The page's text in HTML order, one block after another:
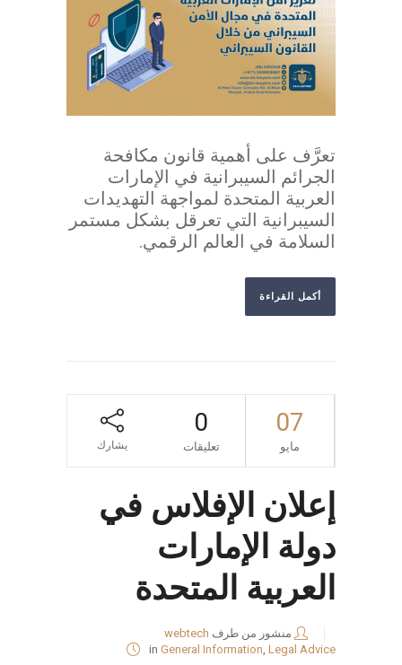
تعرَّف على أهمية قانون مكافحة
الجرائم السيبرانية في الإمارات
العربية المتحدة لمواجهة التهديدات
السيبرانية التي تعرقل بشكل مستمر
السلامة في العالم الرقمي.
أكمل القراءة
07
مايو
0
تعليقات يشارك
إعلان الإفلاس في
دولة الإمارات
العربية المتحدة
منشور من طرف webtech
in General Information Legal Advice